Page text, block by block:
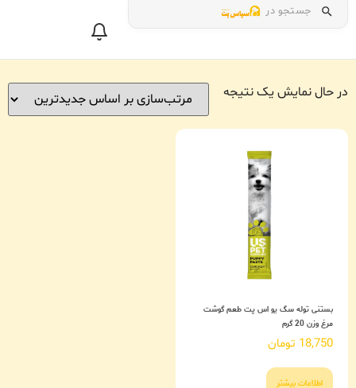
جستجو در
در حال نمایش یک نتیجه
بستنی توله سگ یو اس پت طعم گوشت
مرغ وزن 20 گرم
18,750 تومان
اطلاعات بیشتر